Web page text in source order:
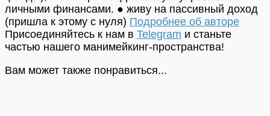
личными финансами. ● живу на пассивный доход
(пришла к этому с нуля) Подробнее об авторе
Присоединяйтесь к нам в Telegram и станьте
частью нашего манимейкинг-пространства!
Вам может также понравиться...